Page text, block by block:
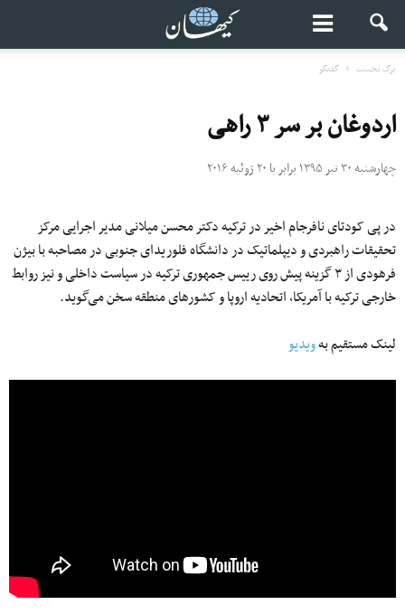
برگ نخست گفتگو
اردوغان بر سر ۳ راهی
چهارشنبه ۳۰ تیر ۱۳۹۵ برابر با ۲۰ ژوئیه ۲۰۱۶
در پی کودتای نافرجام اخیر در ترکیه دکتر محسن میلانی مدیر اجرایی مرکز
تحقیقات راهبردی و دیپلماتیک در دانشگاه فلوریدای جنوبی در مصاحبه با بیژن
فرهودی از ۳ گزینه پیش روی رییس جمهوری ترکیه در سیاست داخلی و نیز روابط
خارجی ترکیه با آمریکا، اتحادیه اروپا و کشورهای منطقه سخن می‌گوید.
لینک مستقیم بهویدیو